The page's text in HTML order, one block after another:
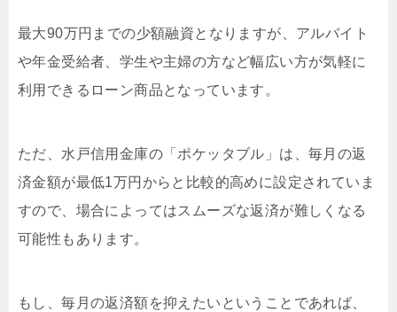
最大90万円までの少額融資となりますが、アルバイト
や年金受給者、学生や主婦の方など幅広い方が気軽に
利用できるローン商品となっています。
ただ、水戸信用金庫の「ポケッタブル」は、毎月の返
済金額が最低1万円からと比較的高めに設定されていま
すので、場合によってはスムーズな返済が難しくなる
可能性もあります。
もし、毎月の返済額を抑えたいということであれば、